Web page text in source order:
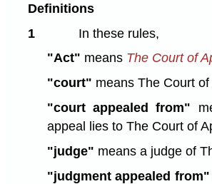
Definitions
1
In these rules,
"Act" means The Court of
"court" means The Court of
"court appealed from"
appeal lies to The Court of
"judge" means a judge of
"judgment appealed from"